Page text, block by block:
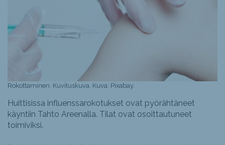
Rokottaminen. Kuvituskuva. Kuva: Pixabay.
Huittisissa influenssarokotukset ovat pyörähtäneet
käyntiin Tahto Areenalla. Tilat ovat osoittautuneet
toimiviksi.